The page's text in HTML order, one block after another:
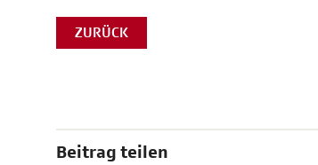
ZURÜCK
Beitrag teilen